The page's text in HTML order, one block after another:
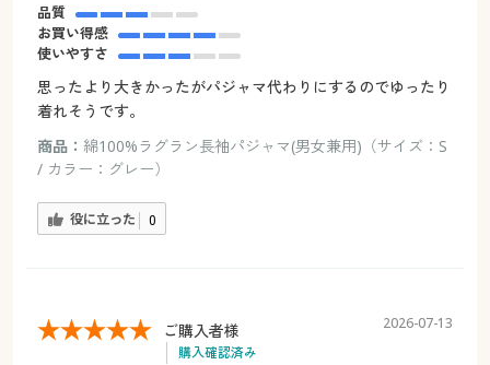
品質
お買い得感
使いやすさ
思ったより大きかったがパジャマ代わりにするのでゆったり
着れそうです。
商品： 綿100%ラグラン長袖パジャマ(男女兼用)（サイズ：S
/ カラー：グレー）
役に立った 0
ご購入者様
購入確認済み
2026-07-13